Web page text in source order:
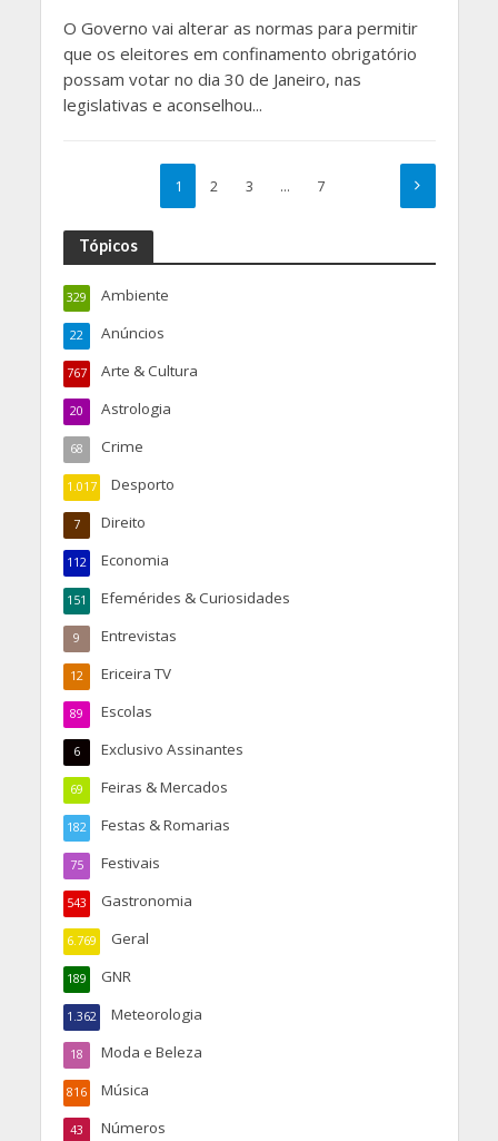
O Governo vai alterar as normas para permitir
que os eleitores em confinamento obrigatório
possam votar no dia 30 de Janeiro, nas
legislativas e aconselhou...
1 2 3 … 7
Tópicos
Ambiente
329
Anúncios
22
Arte & Cultura
767
Astrologia
20
Crime
68
Desporto
1.017
Direito
7
Economia
112
Efemérides & Curiosidades
151
Entrevistas
9
Ericeira TV
12
Escolas
89
Exclusivo Assinantes
6
Feiras & Mercados
69
Festas & Romarias
182
Festivais
75
Gastronomia
543
Geral
6.769
GNR
189
Meteorologia
1.362
Moda e Beleza
18
Música
816
Números
43